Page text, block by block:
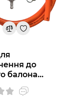
до
балона
GOK 30
шланг 80 см)